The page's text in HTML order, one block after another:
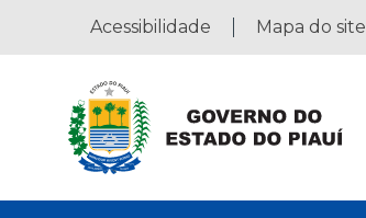
Acessibilidade Mapa do site